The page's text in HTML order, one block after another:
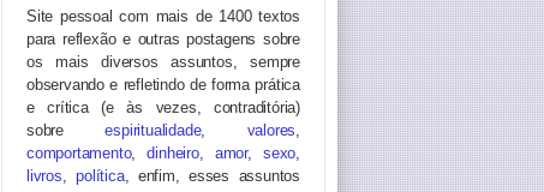
Site pessoal com mais de 1400 textos
para reflexão e outras postagens sobre
os mais diversos assuntos, sempre
observando e refletindo de forma prática
e crítica (e às vezes, contraditória)
sobreespiritualidade, valores,
comportamento,dinheiro, amor, sexo,
livros,política, enfim, esses assuntos